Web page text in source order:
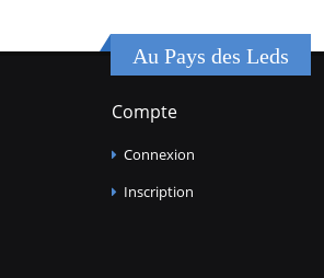
Au Pays des Leds
Compte
Connexion
Inscription